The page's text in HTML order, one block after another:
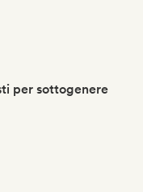
per sottogenere